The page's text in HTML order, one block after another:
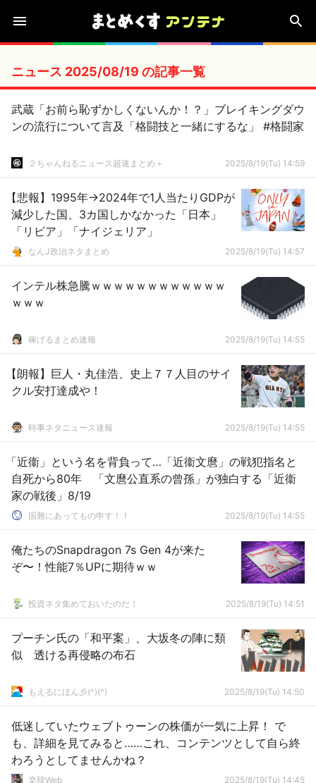
ニュース 2025/08/19 の記事一覧
武蔵「お前ら恥ずかしくないんか！？」ブレイキングダウ
ンの流行について言及「格闘技と一緒にするな」 #格闘家
２ちゃんねるニュース超速まとめ＋ 2025/8/19(Tu) 14:59
【悲報】1995年→2024年で1人当たりGDPが
減少した国、3カ国しかなかった「日本」
「リビア」「ナイジェリア」
なんJ政治ネタまとめ 2025/8/19(Tu) 14:57
インテル株急騰ｗｗｗｗｗｗｗｗｗｗｗｗ
ｗｗｗ
稼げるまとめ速報 2025/8/19(Tu) 14:55
【朗報】巨人・丸佳浩、史上７７人目のサイ
クル安打達成や！
時事ネタニュース速報 2025/8/19(Tu) 14:55
「近衞」という名を背負って…「近衞文麿」の戦犯指名と
自死から80年 「文麿公直系の曾孫」が独白する「近衞
家の戦後」8/19
国難にあってもの申す！！ 2025/8/19(Tu) 14:55
俺たちのSnapdragon 7s Gen 4が来た
ぞ〜！性能7％UPに期待ｗｗ
投資ネタ集めておいたのだ！ 2025/8/19(Tu) 14:51
プーチン氏の「和平案」、大坂冬の陣に類
似 透ける再侵略の布石
もえるにほん彡(^)(^) 2025/8/19(Tu) 14:50
低迷していたウェブトゥーンの株価が一気に上昇！ で
も、詳細を見てみると……これ、コンテンツとして自ら終
わろうとしてませんかね？
楽韓Web 2025/8/19(Tu) 14:45